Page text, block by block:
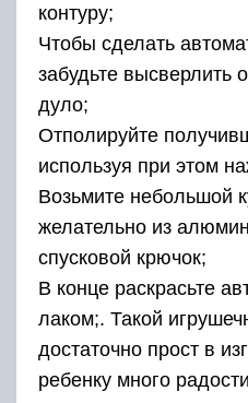
контуру;
Чтобы сделать
забудьте высверлить
дуло;
Отполируйте
используя при этом
Возьмите небольшой
желательно из
спусковой крючок;
В конце раскрасьте
лаком;. Такой
достаточно прост в
ребенку много радости